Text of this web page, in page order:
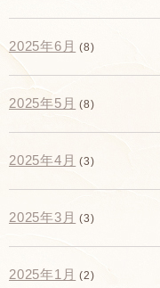
2025年6月 (8)
2025年5月 (8)
2025年4月 (3)
2025年3月 (3)
2025年1月 (2)